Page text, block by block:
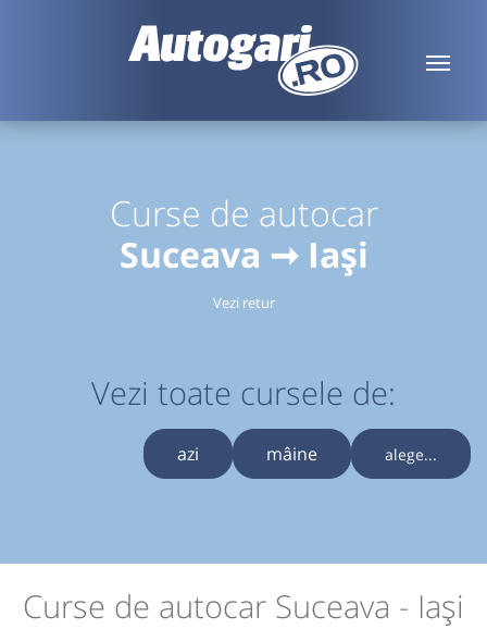
Curse de autocar
Suceava ➞ Iași
Vezi retur
Vezi toate cursele de:
azi mâine alege...
Curse de autocar Suceava - Iași